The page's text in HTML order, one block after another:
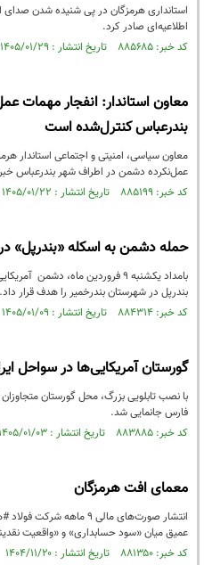
استانداری هرمزگان در پی شنیده‌ شدن صدای
اطلاعیه‌ای صادر کرد.
کد خبر: ۸۸۵۶۸۵ تاریخ انتشار : ۱۴۰۵/۰۱/۲۹
معاون استاندار: انفجار مهمات
بندرعباس کنترل‌شده است
معاون سیاسی، امنیتی و اجتماعی استاندار
عمل‌نکرده دشمن در اطراف شهر بندرعباس
کد خبر: ۸۸۵۱۹۹ تاریخ انتشار : ۱۴۰۵/۰۱/۲۲
حمله دشمن به اسکله «بندرپل» در هرمزگان/ ۵
بامداد یکشنبه ۹ فروردین ماه،
بندرپل در شهرستان بندرخمیر را هدف قرار
کد خبر: ۸۸۴۳۱۴ تاریخ انتشار : ۱۴۰۵/۰۱/۰۹
گورستان آمریکایی‌ها در
با نصب تابلویی بزرگ، محل گورستان
فارس جانمایی شد.
کد خبر: ۸۸۳۸۸۵ تاریخ انتشار : ۱۴۰۵/۰۱/۰۳
معمای افت هرمزگان
انتشار صورت‌های مالی ۹
عمیق میان «سود حسابداری» و «واقعیت
کد خبر: ۸۸۱۳۵۰ تاریخ انتشار : ۱۴۰۴/۱۱/۲۰